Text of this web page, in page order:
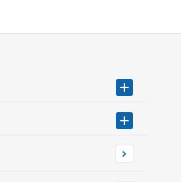
ついて（ネット決済）